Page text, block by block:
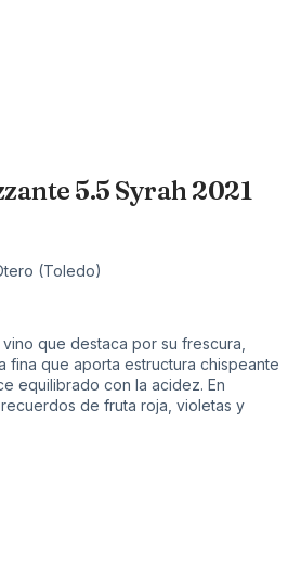
5.5 Syrah 2021
(Toledo)
que destaca por su frescura,
fina que aporta estructura chispeante
equilibrado con la acidez. En
de fruta roja, violetas y